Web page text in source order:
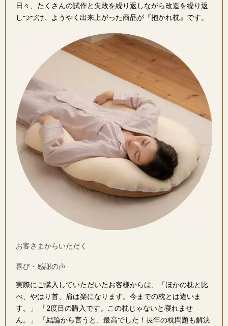
日々、たくさんの試作と失敗を繰り返しながら改造を繰り返
しつづけ、ようやく出来上がった商品が『抱かれ枕』です。
お客さまからいただく
喜び・感謝の声
実際にご購入していただいたお客様からは、「ほかの枕と比
べ、やはり首、肩は楽になります。今までの枕とは違いま
す。」 「2度目の購入です。この枕じゃないと寝れませ
ん。」 「結論から言うと、最高でした！長年の枕問題も解決